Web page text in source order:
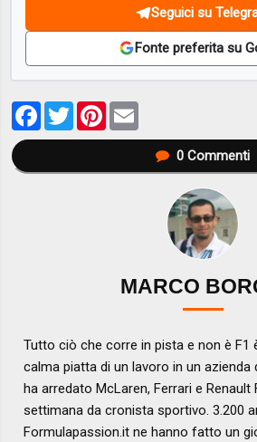
Seguici su
Fonte preferita su
Facebook
TwitterPinterest
0Commenti
MARCO
Tutto ciò che corre in pista e non è F1
calma piatta di un lavoro in un azienda
ha arredato McLaren, Ferrari e Renault
settimana da cronista sportivo. 3.200
Formulapassion.it ne hanno fatto un